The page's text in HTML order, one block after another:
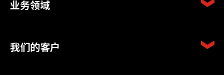
业务领域
我们的客户